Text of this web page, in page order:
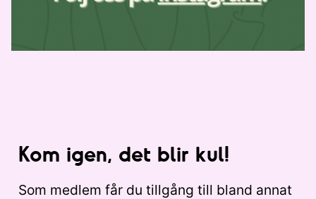
Kom igen, det blir kul!
Som medlem får du tillgång till bland annat